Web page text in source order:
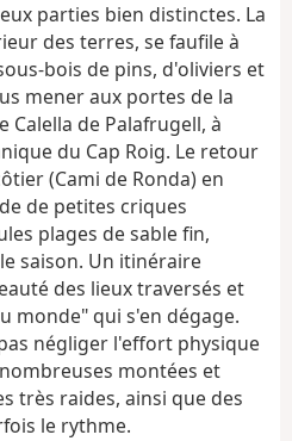
i
a
n
parties bien distinctes. La
des terres, se faufile à
bois de pins, d'oliviers et
mener aux portes de la
Calella de Palafrugell, à
du Cap Roig. Le retour
(Cami de Ronda) en
de petites criques
plages de sable fin,
saison. Un itinéraire
des lieux traversés et
monde" qui s'en dégage.
négliger l'effort physique
montées et
très raides, ainsi que des
le rythme.